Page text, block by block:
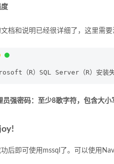
档和说明已经很详细了，这里需
员强密码：至少8歌字符，包含大小
后即可使用mssql了。可以使用